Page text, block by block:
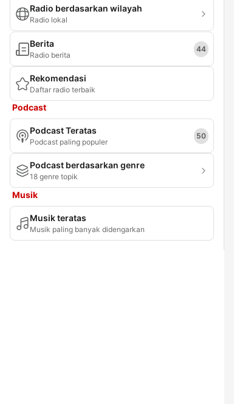
Radio berdasarkan wilayah
Radio lokal
Berita
Radio berita
44
Rekomendasi
Daftar radio terbaik
Podcast
Podcast Teratas
Podcast paling populer
50
Podcast berdasarkan genre
18 genre topik
Musik
Musik teratas
Musik paling banyak didengarkan